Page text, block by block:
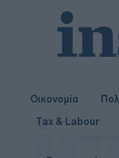
Οικονομία
Tax & Labour